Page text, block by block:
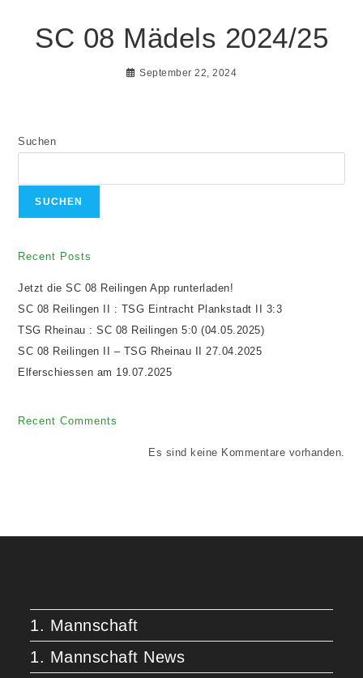
SC 08 Mädels 2024/25
September 22, 2024
Suchen
SUCHEN
Recent Posts
Jetzt die SC 08 Reilingen App runterladen!
SC 08 Reilingen II : TSG Eintracht Plankstadt II 3:3
TSG Rheinau : SC 08 Reilingen 5:0 (04.05.2025)
SC 08 Reilingen II – TSG Rheinau II 27.04.2025
Elferschiessen am 19.07.2025
Recent Comments
Es sind keine Kommentare vorhanden.
1. Mannschaft
1. Mannschaft News